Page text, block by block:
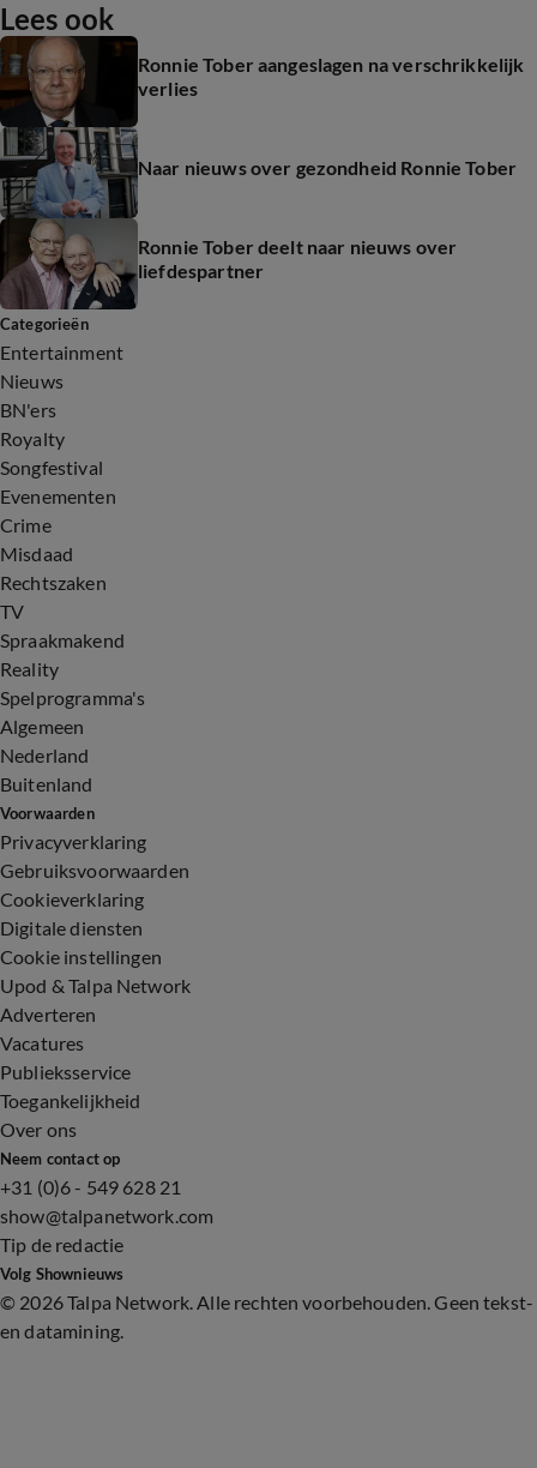
Lees ook
Ronnie Tober aangeslagen na verschrikkelijk
verlies
Naar nieuws over gezondheid Ronnie Tober
Ronnie Tober deelt naar nieuws over
liefdespartner
Categorieën
Entertainment
Nieuws
BN'ers
Royalty
Songfestival
Evenementen
Crime
Misdaad
Rechtszaken
TV
Spraakmakend
Reality
Spelprogramma's
Algemeen
Nederland
Buitenland
Voorwaarden
Privacyverklaring
Gebruiksvoorwaarden
Cookieverklaring
Digitale diensten
Cookie instellingen
Upod & Talpa Network
Adverteren
Vacatures
Publieksservice
Toegankelijkheid
Over ons
Neem contact op
+31 (0)6 - 549 628 21
show@talpanetwork.com
Tip de redactie
Volg Shownieuws
© 2026 Talpa Network. Alle rechten voorbehouden. Geen tekst-
en datamining.